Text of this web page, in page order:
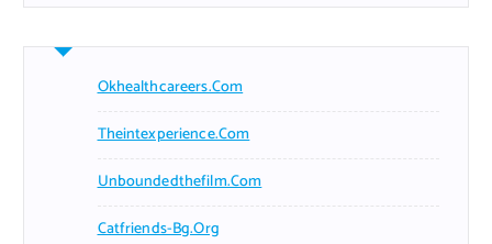
Okhealthcareers.com
Theintexperience.com
Unboundedthefilm.com
Catfriends-Bg.org